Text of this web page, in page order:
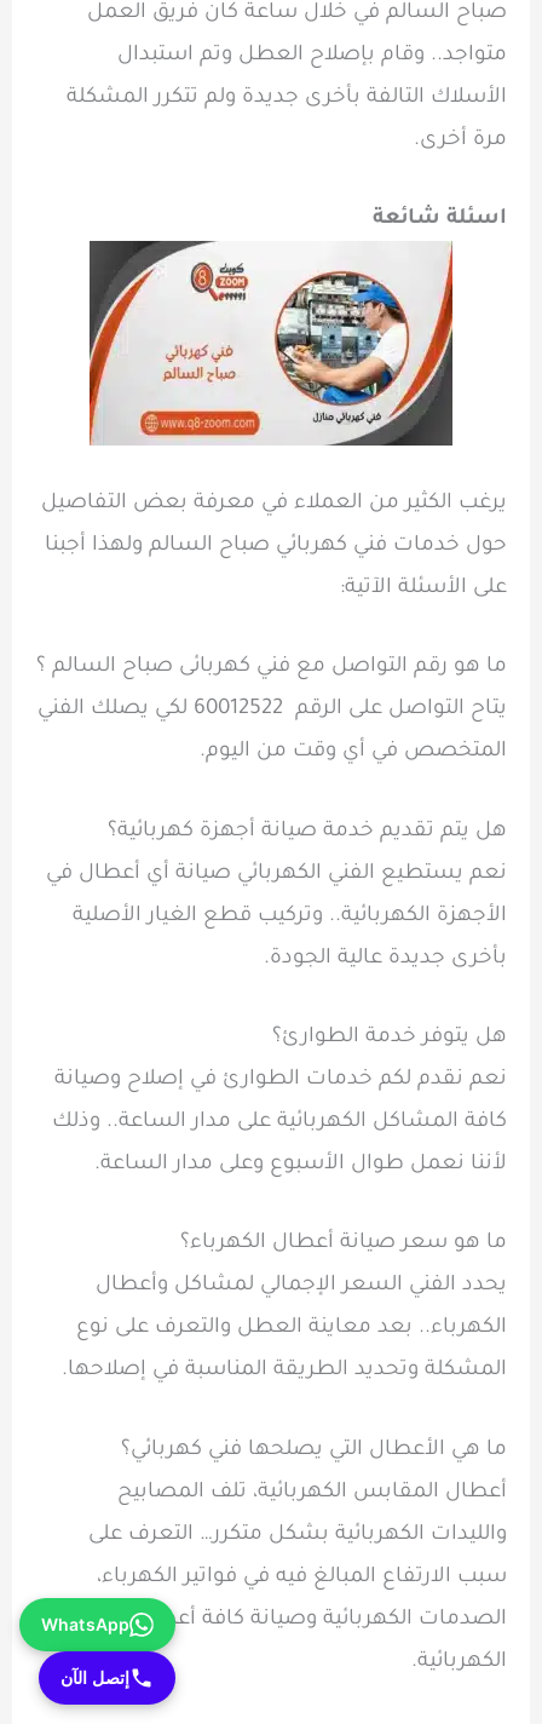
صباح السالم في خلال ساعة كان فريق العمل
متواجد.. وقام بإصلاح العطل وتم استبدال
الأسلاك التالفة بأخرى جديدة ولم تتكرر المشكلة
مرة أخرى.
اسئلة شائعة
يرغب الكثير من العملاء في معرفة بعض التفاصيل
حول خدمات فني كهربائي صباح السالم ولهذا أجبنا
على الأسئلة الآتية:
ما هو رقم التواصل مع فني كهربائى صباح السالم ؟
يتاح التواصل على الرقم 60012522 لكي يصلك الفني
المتخصص في أي وقت من اليوم.
هل يتم تقديم خدمة صيانة أجهزة كهربائية؟
نعم يستطيع الفني الكهربائي صيانة أي أعطال في
الأجهزة الكهربائية.. وتركيب قطع الغيار الأصلية
بأخرى جديدة عالية الجودة.
هل يتوفر خدمة الطوارئ؟
نعم نقدم لكم خدمات الطوارئ في إصلاح وصيانة
كافة المشاكل الكهربائية على مدار الساعة.. وذلك
لأننا نعمل طوال الأسبوع وعلى مدار الساعة.
ما هو سعر صيانة أعطال الكهرباء؟
يحدد الفني السعر الإجمالي لمشاكل وأعطال
الكهرباء.. بعد معاينة العطل والتعرف على نوع
المشكلة وتحديد الطريقة المناسبة في إصلاحها.
ما هي الأعطال التي يصلحها فني كهربائي؟
أعطال المقابس الكهربائية، تلف المصابيح
والليدات الكهربائية بشكل متكرر… التعرف على
سبب الارتفاع المبالغ فيه في فواتير الكهرباء،
الصدمات الكهربائية وصيانة كافة أعطال الأجهزة
الكهربائية.
WhatsApp
إتصل الآن